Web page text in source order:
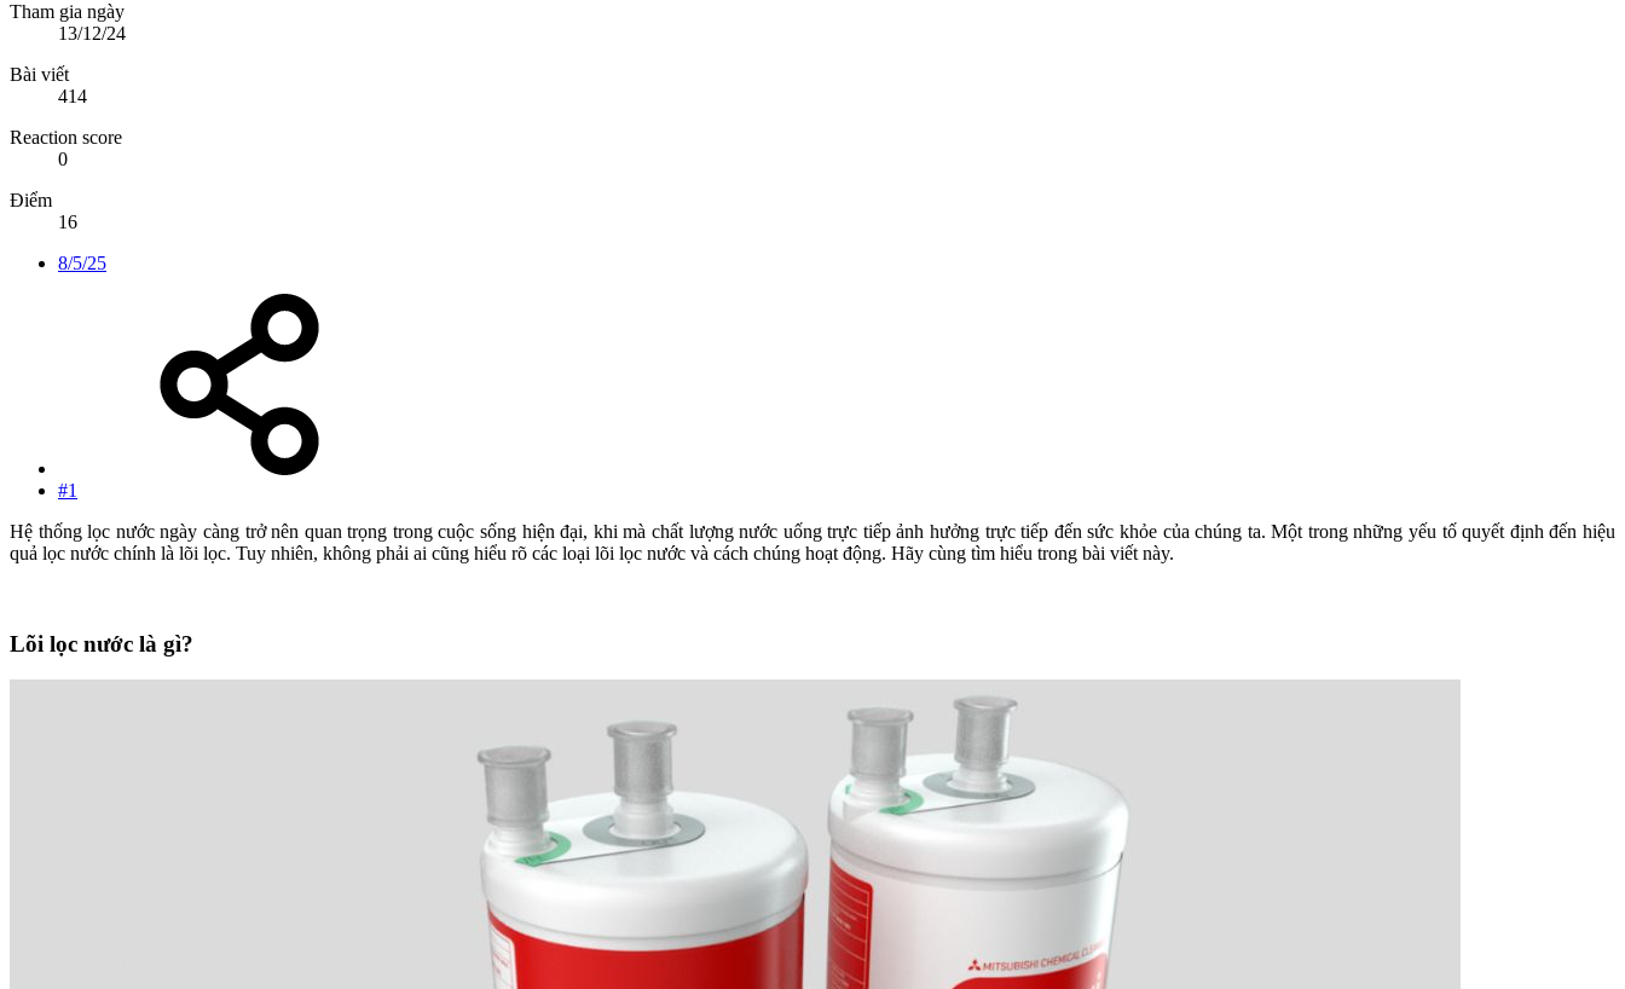
Tham gia ngày
13/12/24
Bài viết
414
Reaction score
0
Điểm
16
8/5/25
#1
Hệ thống lọc nước ngày càng trở nên quan trọng trong cuộc sống hiện đại, khi mà chất lượng nước uống trực tiếp ảnh hưởng trực tiếp đến sức khỏe của chúng ta. Một trong những yếu tố quyết định đến hiệu
quả lọc nước chính là lõi lọc. Tuy nhiên, không phải ai cũng hiểu rõ các loại lõi lọc nước và cách chúng hoạt động. Hãy cùng tìm hiểu trong bài viết này.
Lõi lọc nước là gì?​